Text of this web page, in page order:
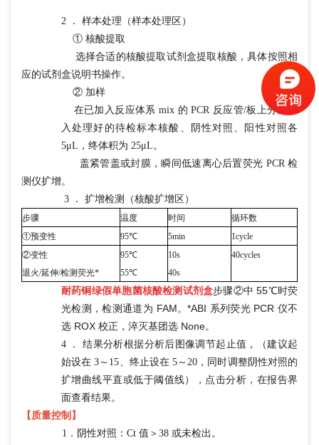
2 ． 样本处理（样本处理区）
① 核酸提取
选择合适的核酸提取试剂盒提取核酸，具体按照相
应的试剂盒说明书操作。
② 加样
在已加入反应体系 mix 的 PCR 反应管/板上分别加
入处理好的待检标本核酸、阴性对照、阳性对照各
5μL，终体积为 25μL。
盖紧管盖或封膜，瞬间低速离心后置荧光 PCR 检
测仪扩增。
3 ． 扩增检测（核酸扩增区）
步骤 温度 时间
循环数
①预变性
95℃ 5min
1cycle
②变性
退火/延伸/检测荧光*
95℃
55℃
10s
40s
40cycles
耐药铜绿假单胞菌核酸检测试剂盒步骤②中 55℃时荧
光检测，检测通道为 FAM。*ABI 系列荧光 PCR 仪不
选 ROX 校正，淬灭基团选 None。
4 ． 结果分析根据分析后图像调节起止值，（建议起
始设在 3～15、终止设在 5～20，同时调整阴性对照的
扩增曲线平直或低于阈值线），点击分析，在报告界
面查看结果。
【质量控制】
1．阴性对照：Ct 值＞38 或未检出。